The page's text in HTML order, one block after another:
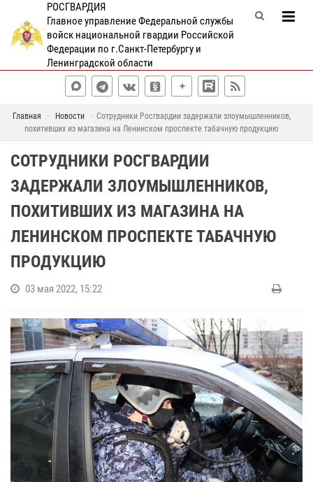
РОСГВАРДИЯ
Главное управление Федеральной службы
войск национальной гвардии Российской
Федерации по г.Санкт-Петербургу и
Ленинградской области
Главная Новости
Сотрудники Росгвардии задержали злоумышленников,
похитивших из магазина на Ленинском проспекте табачную продукцию
СОТРУДНИКИ РОСГВАРДИИ
ЗАДЕРЖАЛИ ЗЛОУМЫШЛЕННИКОВ,
ПОХИТИВШИХ ИЗ МАГАЗИНА НА
ЛЕНИНСКОМ ПРОСПЕКТЕ ТАБАЧНУЮ
ПРОДУКЦИЮ
03 мая 2022, 15:22